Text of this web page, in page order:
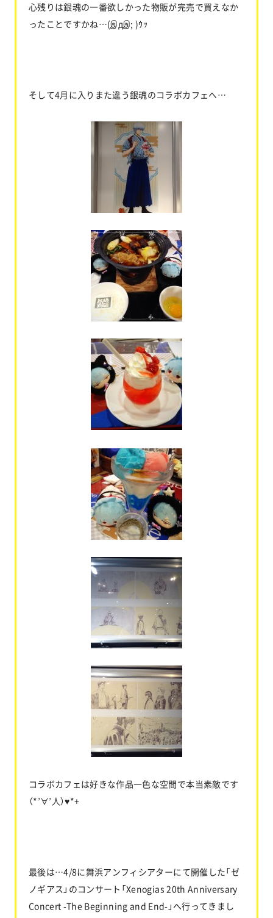
心残りは銀魂の一番欲しかった物販が完売で買えなか
ったことですかね…(இдஇ; )ｳｯ
そして4月に入りまた違う銀魂のコラボカフェへ…
コラボカフェは好きな作品一色な空間で本当素敵です
（*’∀’人）♥*+
最後は…4/8に舞浜アンフィシアターにて開催した「ゼ
ノギアス」のコンサート「Xenogias 20th Anniversary
Concert -The Beginning and End-」へ行ってきまし